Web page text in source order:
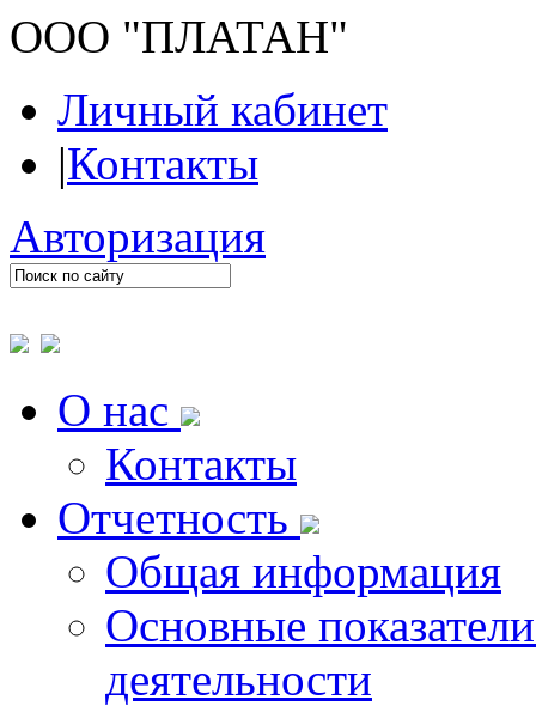
ООО "ПЛАТАН"
Личный кабинет
|Контакты
Авторизация
О нас
Контакты
Отчетность
Общая информация
Основные
деятельности